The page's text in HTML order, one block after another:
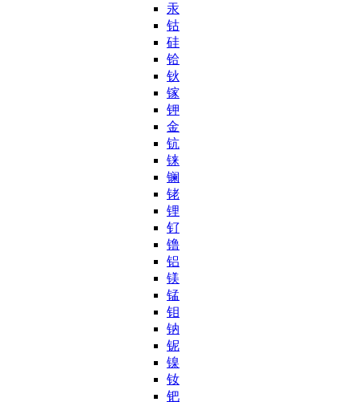
汞
钴
硅
铪
钬
镓
钾
金
钪
铼
镧
铑
锂
钌
镥
铝
镁
锰
钼
钠
铌
镍
钕
钯